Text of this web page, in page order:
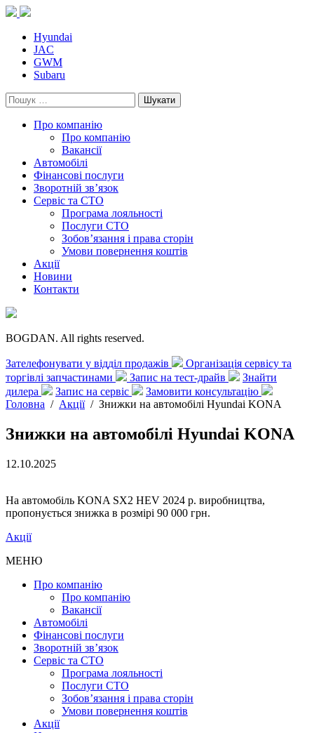
Skip
contentHyundai
JAC
GWM
Subaru
Пошук:
Про компанію
Про компанію
Вакансії
Автомобілі
Фінансові послуги
Зворотній зв’язок
Cервіс та СТО
Програма лояльності
Послуги СТО
Зобов’язання і права сторін
Умови повернення коштів
Акції
Новини
Контакти
BOGDAN. All rights reserved.
Зателефонувати у відділ продажів
Організація сервісу та
торгівлі запчастинами
Запис на тест-драйв
Знайти
дилера
Запис на сервіс
Замовити консультацію
Головна / Акції/ Знижки на автомобілі Hyundai KONA
Знижки на автомобілі Hyundai KONA
12.10.2025
На автомобіль KONA SX2 HEV 2024 р. виробництва,
пропонується знижка в розмірі 90 000 грн.
Акції
МЕНЮ
Про компанію
Про компанію
Вакансії
Автомобілі
Фінансові послуги
Зворотній зв’язок
Cервіс та СТО
Програма лояльності
Послуги СТО
Зобов’язання і права сторін
Умови повернення коштів
Акції